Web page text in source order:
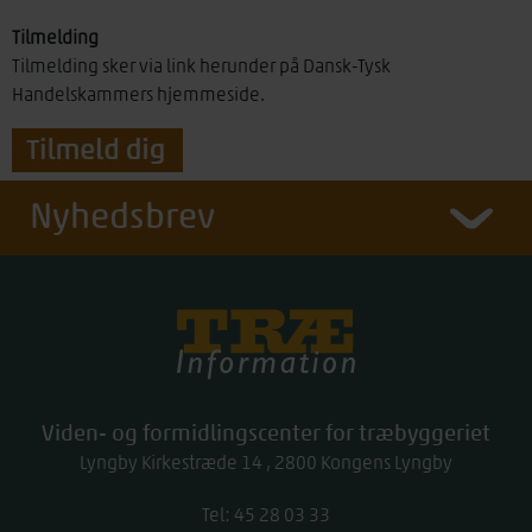
Tilmelding
Tilmelding sker via link herunder på Dansk-Tysk
Handelskammers hjemmeside.
Viden- og formidlingscenter for træbyggeriet
Lyngby Kirkestræde 14 2800 Kongens Lyngby
Tel: work
45 28 03 33
Nyhedsbrev